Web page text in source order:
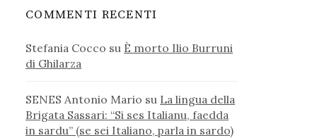
COMMENTI RECENTI
Stefania Cocco su È morto Ilio Burruni
di Ghilarza
SENES Antonio Mario su La lingua della
Brigata Sassari: “Si ses Italianu, faedda
in sardu” (se sei Italiano, parla in sardo)